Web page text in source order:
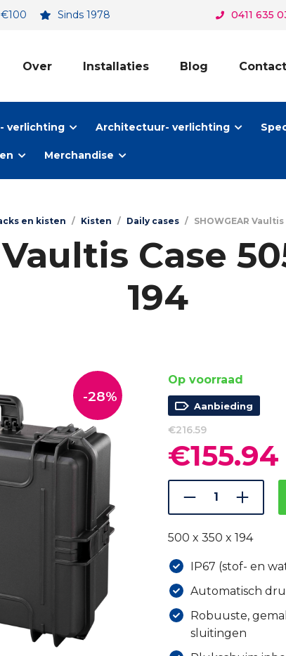
Sinds 1978 0411 635
Over Installaties Blog Contact
verlichting Architectuur- verlichting
Merchandise
en kisten / Kisten / Daily cases / SHOWGEAR Vaultis
Case
194
-28%
Op voorraad
Aanbieding
€216.59
prijs
was:
€216.59.
€155.94
500 x 350 x 194
IP67 (stof- en
Automatisch
Robuuste,
sluitingen